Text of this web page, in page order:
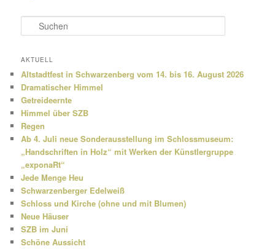
u
h
n
AKTUELL
Altstadtfest in Schwarzenberg vom 14. bis 16. August 2026
Dramatischer Himmel
Getreideernte
Himmel über SZB
Regen
Ab 4. Juli neue Sonderausstellung im Schlossmuseum:
„Handschriften in Holz“ mit Werken der Künstlergruppe
„exponaRt“
Jede Menge Heu
Schwarzenberger Edelweiß
Schloss und Kirche (ohne und mit Blumen)
Neue Häuser
SZB im Juni
Schöne Aussicht